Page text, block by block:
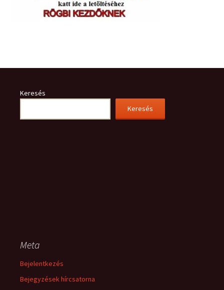
Keresés
Keresés
Meta
Bejelentkezés
Bejegyzések hírcsatorna